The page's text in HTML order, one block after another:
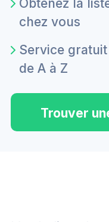
Obtenez la
chez vous
Service
de A à Z
Trouver